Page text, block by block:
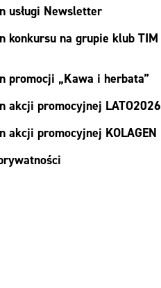
usługi Newsletter
konkursu na grupie klub TIM
promocji „Kawa i herbata”
akcji promocyjnej LATO2026
akcji promocyjnej KOLAGEN